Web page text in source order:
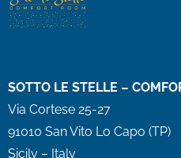
SOTTO LE STELLE –
Via Cortese 25-27
91010 San Vito Lo Capo (TP)
Sicily – Italy